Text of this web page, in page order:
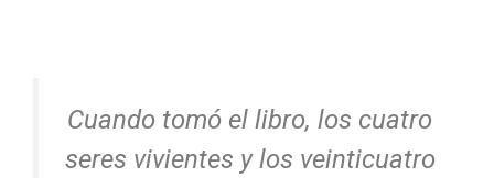
Cuando tomó el libro, los cuatro
seres vivientes y los veinticuatro